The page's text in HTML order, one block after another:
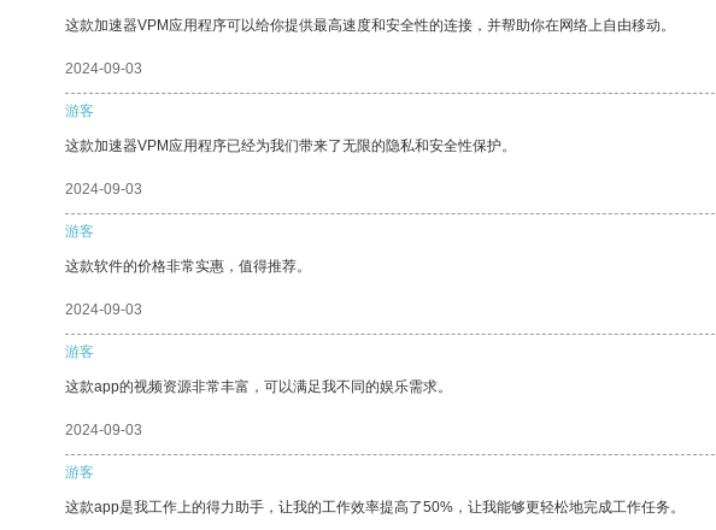
这款加速器VPM应用程序可以给你提供最高速度和安全性的连接，并帮助你在网络上自由移动。
2024-09-03
游客
这款加速器VPM应用程序已经为我们带来了无限的隐私和安全性保护。
2024-09-03
游客
这款软件的价格非常实惠，值得推荐。
2024-09-03
游客
这款app的视频资源非常丰富，可以满足我不同的娱乐需求。
2024-09-03
游客
这款app是我工作上的得力助手，让我的工作效率提高了50%，让我能够更轻松地完成工作任务。